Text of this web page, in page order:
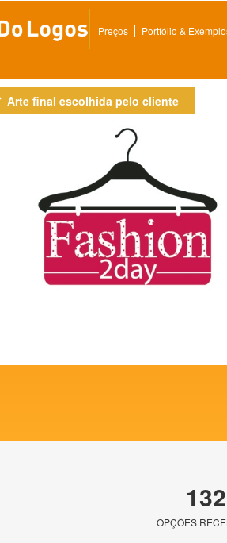
Preços Portfólio &
Arte final escolhida pelo cliente
132
OPÇÕES